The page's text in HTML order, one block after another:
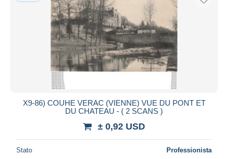
X9-86) COUHE VERAC (VIENNE) VUE DU PONT ET
DU CHATEAU - ( 2 SCANS )
± 0,92 USD
Stato Professionista